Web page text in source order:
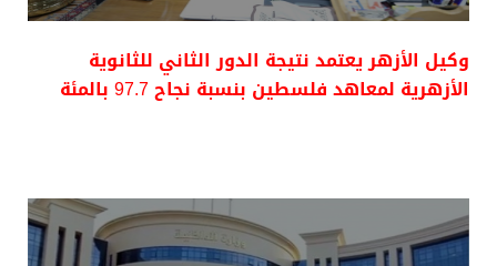
وكيل الأزهر يعتمد نتيجة الدور الثاني للثانوية
الأزهرية لمعاهد فلسطين بنسبة نجاح 97.7 بالمئة